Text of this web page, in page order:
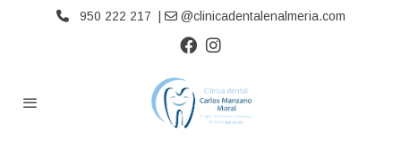
950 222 217 | @clinicadentalenalmeria.com